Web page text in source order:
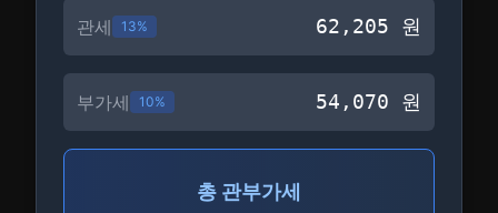
관세 13% 62,205 원
부가세 10% 54,070 원
총 관부가세